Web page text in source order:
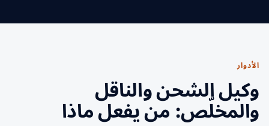
الأدوار
وكيل الشحن والناقل
والمخلّص: من يفعل ماذا